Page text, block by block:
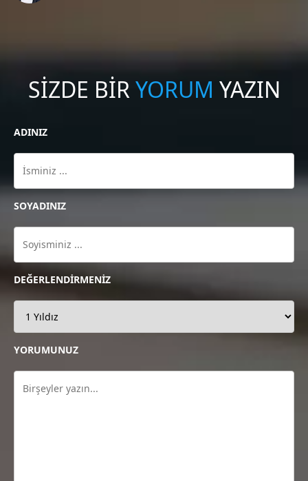
SİZDE BİRYORUM YAZIN
ADINIZ
SOYADINIZ
DEĞERLENDİRMENİZ
YORUMUNUZ